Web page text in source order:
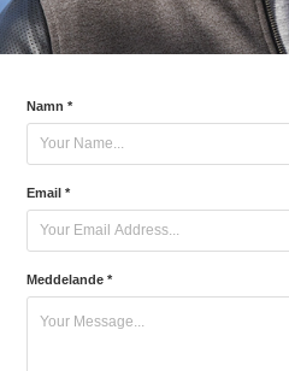
Namn *
Email *
Meddelande *